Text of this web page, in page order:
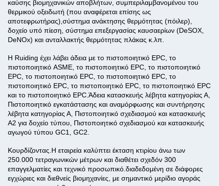
καύσης βιομηχανικών αποβλήτων, συμπεριλαμβανομένου του
θερμικού οξειδωτή (που αναφέρεται επίσης ως
αποτεφρωτήρας),σύστημα ανάκτησης θερμότητας (πόιλερ),
δοχείο υπό πίεση, σύστημα επεξεργασίας καυσαερίων (DeSOX,
DeNOx) και ανταλλακτής θερμότητας πλάκας κ.λπ.
Η Ruiding έχει λάβει άδεια με το πιστοποιητικό EPC, το
πιστοποιητικό ASME, το πιστοποιητικό EPC, το πιστοποιητικό
EPC, το πιστοποιητικό EPC, το πιστοποιητικό EPC, το
πιστοποιητικό EPC, το πιστοποιητικό EPC, το πιστοποιητικό EPC
και το πιστοποιητικό EPC.Άδεια κατασκευής λέβητα κατηγορίας Α,
Πιστοποιητικό εγκατάστασης και αναμόρφωσης και συντήρησης
λέβητα κατηγορίας Α, Πιστοποιητικό σχεδιασμού και κατασκευής
A2 για δοχείο τύπου, Πιστοποιητικό σχεδιασμού και κατασκευής
αγωγού τύπου GC1, GC2.
Κουρδίζοντας. Η εταιρεία καλύπτει έκταση κτιρίου άνω των
250.000 τετραγωνικών μέτρων και διαθέτει σχεδόν 300
επαγγελματίες και τεχνικό προσωπικό.διαδεδομένη σε διάφορες
εγχώριες και διεθνείς βιομηχανίες, με σημαντικό μερίδιο αγοράς